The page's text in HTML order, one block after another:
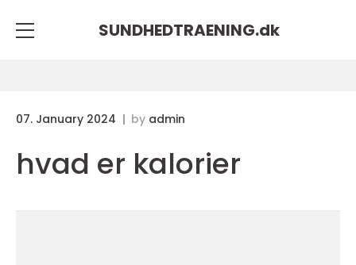
SUNDHEDTRAENING.dk
07. January 2024 by admin
hvad er kalorier